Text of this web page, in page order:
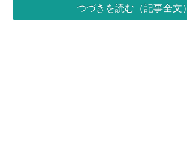
つづきを読む（記事全文）